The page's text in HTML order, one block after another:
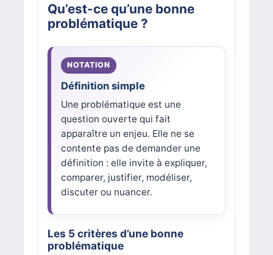
Qu’est-ce qu’une bonne
problématique ?
Définition simple
Une problématique est une
question ouverte qui fait
apparaître un enjeu. Elle ne se
contente pas de demander une
définition : elle invite à expliquer,
comparer, justifier, modéliser,
discuter ou nuancer.
Les 5 critères d’une bonne
problématique